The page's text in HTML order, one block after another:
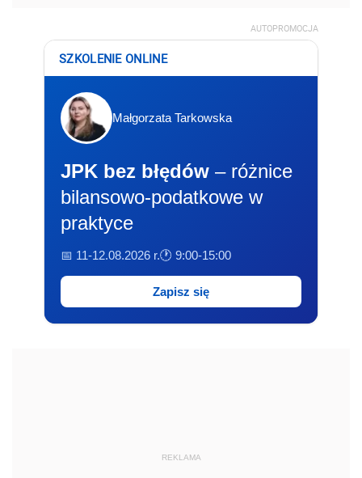
AUTOPROMOCJA
SZKOLENIE ONLINE
Małgorzata Tarkowska
JPK bez błędów – różnice
bilansowo-podatkowe w
praktyce
📅 11-12.08.2026 r.🕐 9:00-15:00
Zapisz się
REKLAMA